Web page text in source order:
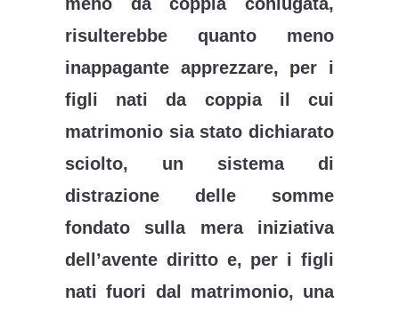
risulterebbe quanto meno
inappagante apprezzare, per i
figli nati da coppia il cui
matrimonio sia stato dichiarato
sciolto, un sistema di
distrazione delle somme
fondato sulla mera iniziativa
dell’avente diritto e, per i figli
nati fuori dal matrimonio, una